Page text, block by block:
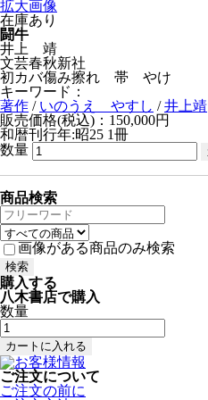
拡大画像
在庫あり
闘牛
井上 靖
文芸春秋新社
初カバ傷み擦れ 帯 やけ
キーワード：
著作 / いのうえ やすし /井上靖
販売価格(税込)：150,000円
和暦刊行年:昭25 1冊
数量
商品検索
画像がある商品のみ検索
購入する
八木書店で購入
数量
ご注文について
ご注文の前に